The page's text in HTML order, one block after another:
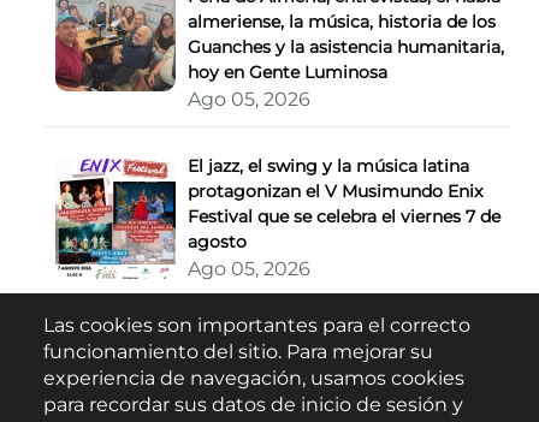
almeriense, la música, historia de los
Guanches y la asistencia humanitaria,
hoy en Gente Luminosa
Ago 05, 2026
El jazz, el swing y la música latina
protagonizan el V Musimundo Enix
Festival que se celebra el viernes 7 de
agosto
Ago 05, 2026
Buscar
Las cookies son importantes para el correcto
funcionamiento del sitio. Para mejorar su
experiencia de navegación, usamos cookies
para recordar sus datos de inicio de sesión y